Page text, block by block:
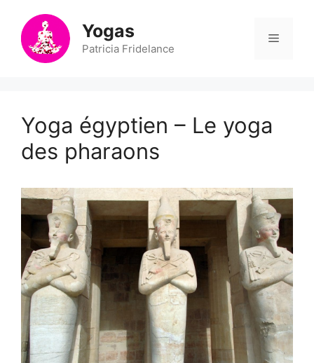
contenu
Yogas
Patricia Fridelance
Menu
Yoga égyptien – Le yoga
des pharaons